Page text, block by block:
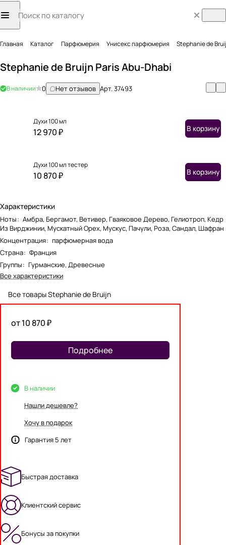
Главная Каталог Парфюмерия Унисекс парфюмерия Stephanie de
Stephanie de Bruijn Paris Abu-Dhabi
В наличии 0 Нет отзывов Арт.37493
Духи 100 мл
12 970 ₽ В корзину
Духи 100 мл тестер
10 870 ₽ В корзину
Характеристики
Ноты: Амбра, Бергамот, Ветивер, Гваяковое Дерево, Гелиотроп, Кедр
Из Вирджинии, Мускатный Орех, Мускус, Пачули, Роза, Сандал, Шафран
Концентрация: парфюмерная вода
Страна: Франция
Группы: Гурманские, Древесные
Все характеристики
Все товары Stephanie de Bruijn
от 10 870 ₽
Подробнее
В наличии
Нашли дешевле?
Хочу в подарок
Гарантия 5 лет
Быстрая доставка
Клиентский сервис
Бонусы за покупки